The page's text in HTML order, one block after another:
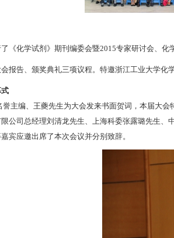
《化学试剂》期刊编委会暨2015专家研讨会、化
报告、颁奖典礼三项议程。特邀浙江工业大学化
誉主编、王夔先生为大会发来书面贺词，本届大
公司总经理刘清龙先生、上海科委张露璐先生
宾应邀出席了本次会议并分别致辞。